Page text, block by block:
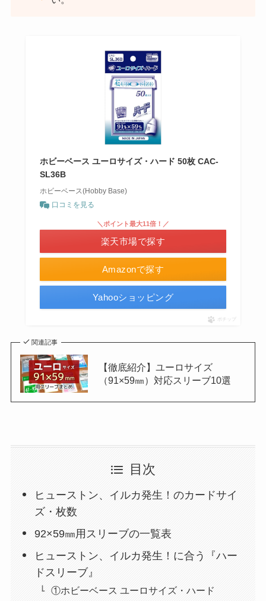
ホビーベース ユーロサイズ・ハード 50枚 CAC-
SL36B
ホビーベース(Hobby Base)
口コミを見る
Amazonで探す
＼ポイント最大11倍！／
楽天市場で探す
Yahooショッピング
ポチップ
関連記事
【徹底紹介】ユーロサイズ
（91×59㎜）対応スリーブ10選
目次
ヒューストン、イルカ発生！のカードサイ
ズ・枚数
92×59㎜用スリーブの一覧表
ヒューストン、イルカ発生！に合う『ハー
ドスリーブ』
①ホビーベース ユーロサイズ・ハード